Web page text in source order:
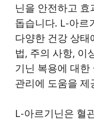
닌을 안전하고
돕습니다. L-아르
다양한 건강 상
법, 주의 사항, 이
기닌 복용에 대
관리에 도움을 제
L-아르기닌은 혈